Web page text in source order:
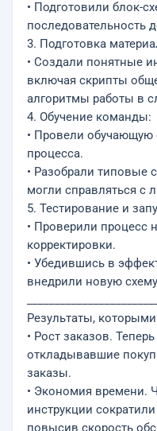
• Подготовили блок-
последовательность
3. Подготовка
• Создали понятные
включая скрипты
алгоритмы работы в
4. Обучение команды:
• Провели обучающую
процесса.
• Разобрали типовые
могли справляться с
5. Тестирование и
• Проверили процесс
корректировки.
• Убедившись в
внедрили новую
Результаты,
• Рост заказов.
откладывавшие
заказы.
• Экономия времени.
инструкции
повысив скорость